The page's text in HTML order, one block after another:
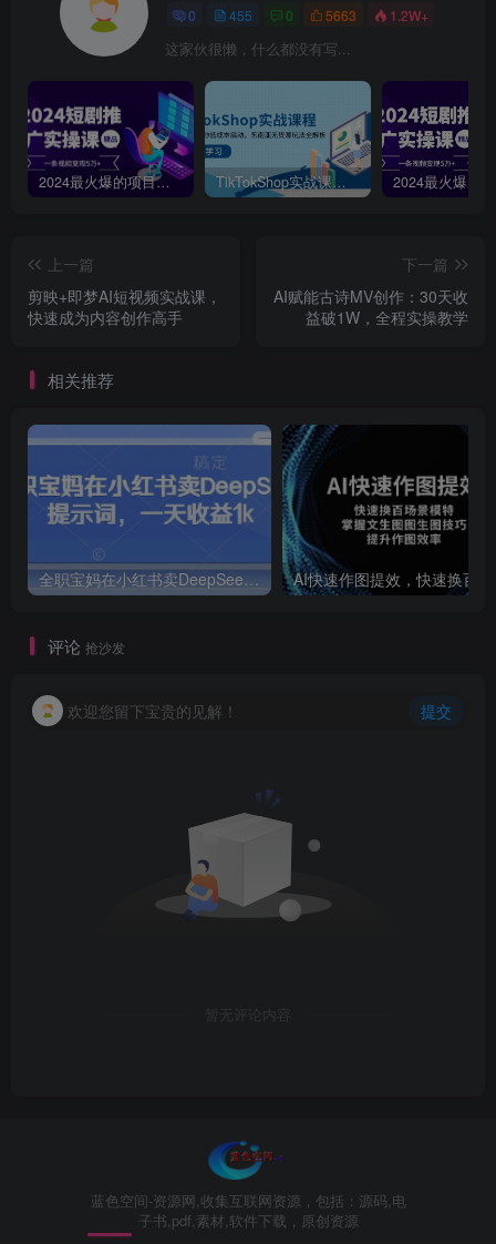
0 455 0 5663 1.2W+
这家伙很懒，什么都没有写...
2024最火爆的项目短剧推广实操课，一条视频变现5万+【附软件工具】 TikTokShop实战课程，手把手教你低成本启动，东南亚无货源玩法全解析
上一篇
剪映+即梦AI短视频实战课，
快速成为内容创作高手
下一篇
AI赋能古诗MV创作：30天收
益破1W，全程实操教学
相关推荐
全职宝妈在小红书卖DeepSeek提示词，一天收益1k
评论 抢沙发
欢迎您留下宝贵的见解！ 提交
暂无评论内容
蓝色空间-资源网,收集互联网资源，包括：源码,电
子书,pdf,素材,软件下载，原创资源